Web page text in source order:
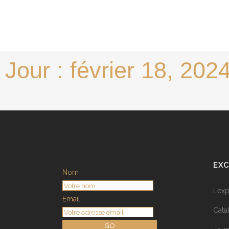
Jour : février 18,
Nom
Email
GO